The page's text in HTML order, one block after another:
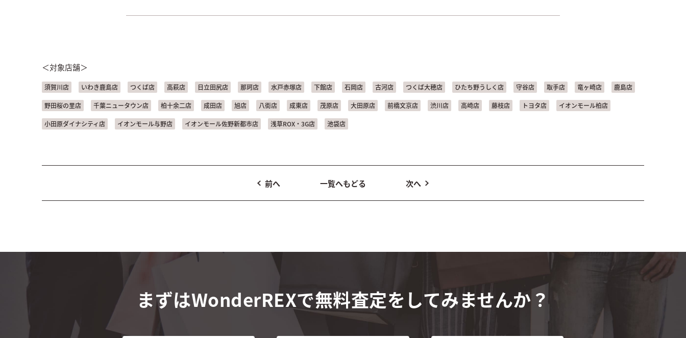
＜対象店舗＞
須賀川店 いわき鹿島店 つくば店 高萩店 日立田尻店 那珂店 水戸赤塚店 下館店 石岡店 古河店 つくば大穂店 ひたち野うしく店 守谷店 取手店 竜ヶ崎店 鹿島店
野田桜の里店 千葉ニュータウン店 柏十余二店 成田店 旭店 八街店 成東店 茂原店 大田原店 前橋文京店 渋川店 高崎店 藤枝店 トヨタ店 イオンモール柏店
小田原ダイナシティ店 イオンモール与野店 イオンモール佐野新都市店 浅草ROX・3G店 池袋店
前へ 一覧へもどる 次へ
まずはWonderREXで無料査定をしてみませんか？